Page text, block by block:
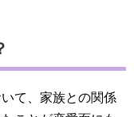
て、家族との関係